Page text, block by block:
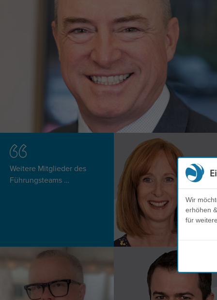
Weitere Mitglieder des
Führungsteams
Wir
erhöhen
für